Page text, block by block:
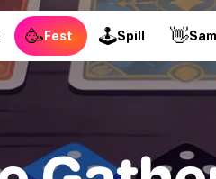
🥳Fest 🕹Spill 👋